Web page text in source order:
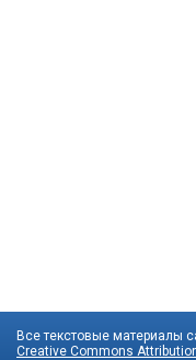
Все текстовые материалы
Creative Commons